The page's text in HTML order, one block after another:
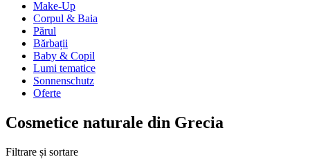
Make-Up
Corpul & Baia
Părul
Bărbații
Baby & Copil
Lumi tematice
Sonnenschutz
Oferte
Cosmetice naturale din Grecia
Filtrare și sortare